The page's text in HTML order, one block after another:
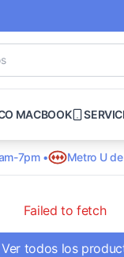
MACBOOK
7pm • Metro U de
Failed to fetch
Ver todos los